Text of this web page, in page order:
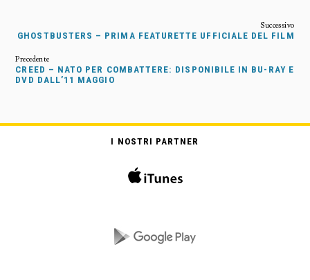
GHOSTBUSTERS – PRIMA FEATURETTE UFFICIALE DEL FILM
CREED – NATO PER COMBATTERE: DISPONIBILE IN BU-RAY E
DVD DALL’11 MAGGIO
I NOSTRI PARTNER